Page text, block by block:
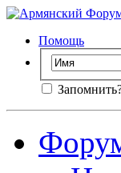
Помощь